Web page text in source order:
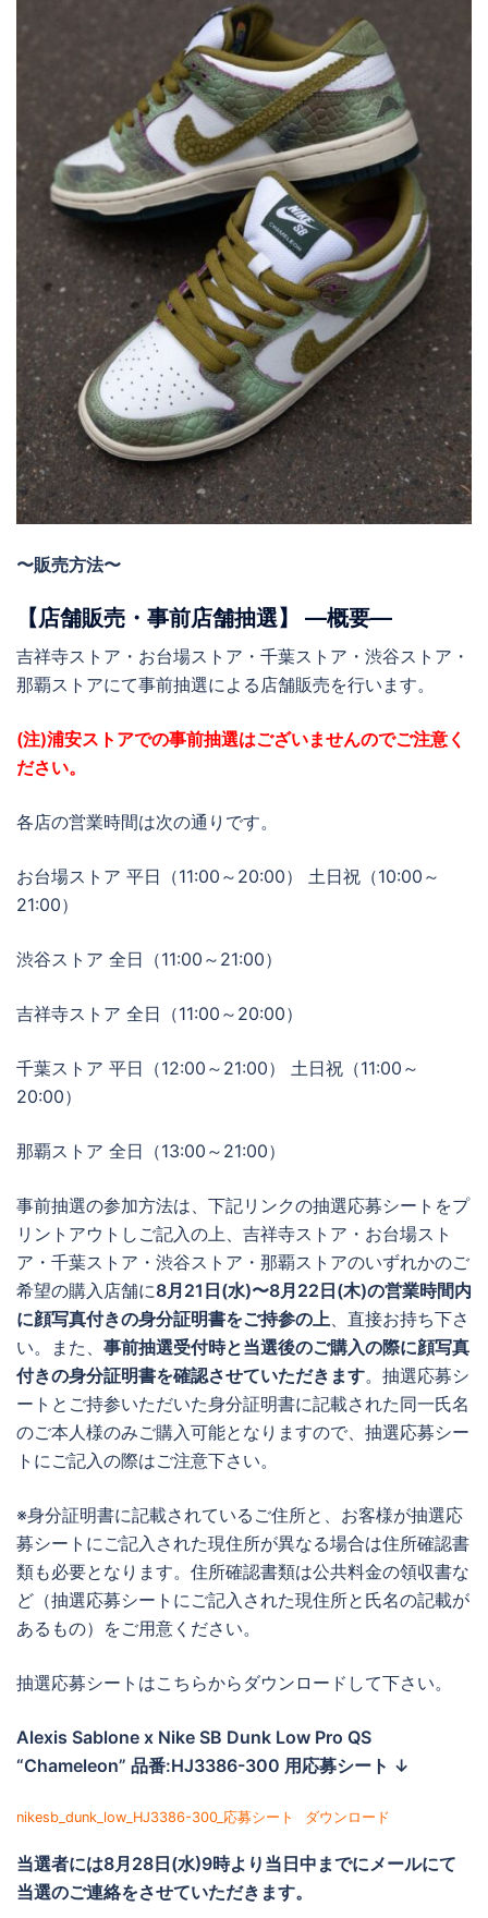
〜販売方法〜
【店舗販売・事前店舗抽選】 ―概要―
吉祥寺ストア・お台場ストア・千葉ストア・渋谷ストア・
那覇ストアにて事前抽選による店舗販売を行います。
(注)浦安ストアでの事前抽選はございませんのでご注意く
ださい。
各店の営業時間は次の通りです。
お台場ストア 平日（11:00～20:00） 土日祝（10:00～
21:00）
渋谷ストア 全日（11:00～21:00）
吉祥寺ストア 全日（11:00～20:00）
千葉ストア 平日（12:00～21:00） 土日祝（11:00～
20:00）
那覇ストア 全日（13:00～21:00）
事前抽選の参加方法は、下記リンクの抽選応募シートをプ
リントアウトしご記入の上、吉祥寺ストア・お台場スト
ア・千葉ストア・渋谷ストア・那覇ストアのいずれかのご
希望の購入店舗に8月21日(水)〜8月22日(木)の営業時間内
に顔写真付きの身分証明書をご持参の上、直接お持ち下さ
い。また、 事前抽選受付時と当選後のご購入の際に顔写真
付きの身分証明書を確認させていただきます。抽選応募シ
ートとご持参いただいた身分証明書に記載された同一氏名
のご本人様のみご購入可能となりますので、抽選応募シー
トにご記入の際はご注意下さい。
※身分証明書に記載されているご住所と、お客様が抽選応
募シートにご記入された現住所が異なる場合は住所確認書
類も必要となります。住所確認書類は公共料金の領収書な
ど（抽選応募シートにご記入された現住所と氏名の記載が
あるもの）をご用意ください。
抽選応募シートはこちらからダウンロードして下さい。
Alexis Sablone x Nike SB Dunk Low Pro QS
“Chameleon” 品番:HJ3386-300 用応募シート ↓
nikesb_dunk_low_HJ3386-300_応募シート ダウンロード
当選者には8月28日(水)9時より当日中までにメールにて
当選のご連絡をさせていただきます。